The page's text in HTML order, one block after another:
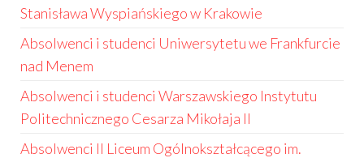
Stanisława Wyspiańskiego w Krakowie
Absolwenci i studenci Uniwersytetu we Frankfurcie
nad Menem
Absolwenci i studenci Warszawskiego Instytutu
Politechnicznego Cesarza Mikołaja II
Absolwenci II Liceum Ogólnokształcącego im.